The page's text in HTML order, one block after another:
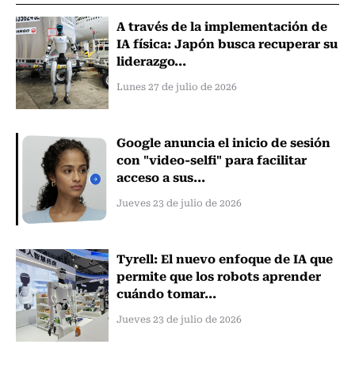
A través de la implementación de
IA física: Japón busca recuperar su
liderazgo...
Lunes 27 de julio de 2026
Google anuncia el inicio de sesión
con "video-selfi" para facilitar
acceso a sus...
Jueves 23 de julio de 2026
Tyrell: El nuevo enfoque de IA que
permite que los robots aprender
cuándo tomar...
Jueves 23 de julio de 2026